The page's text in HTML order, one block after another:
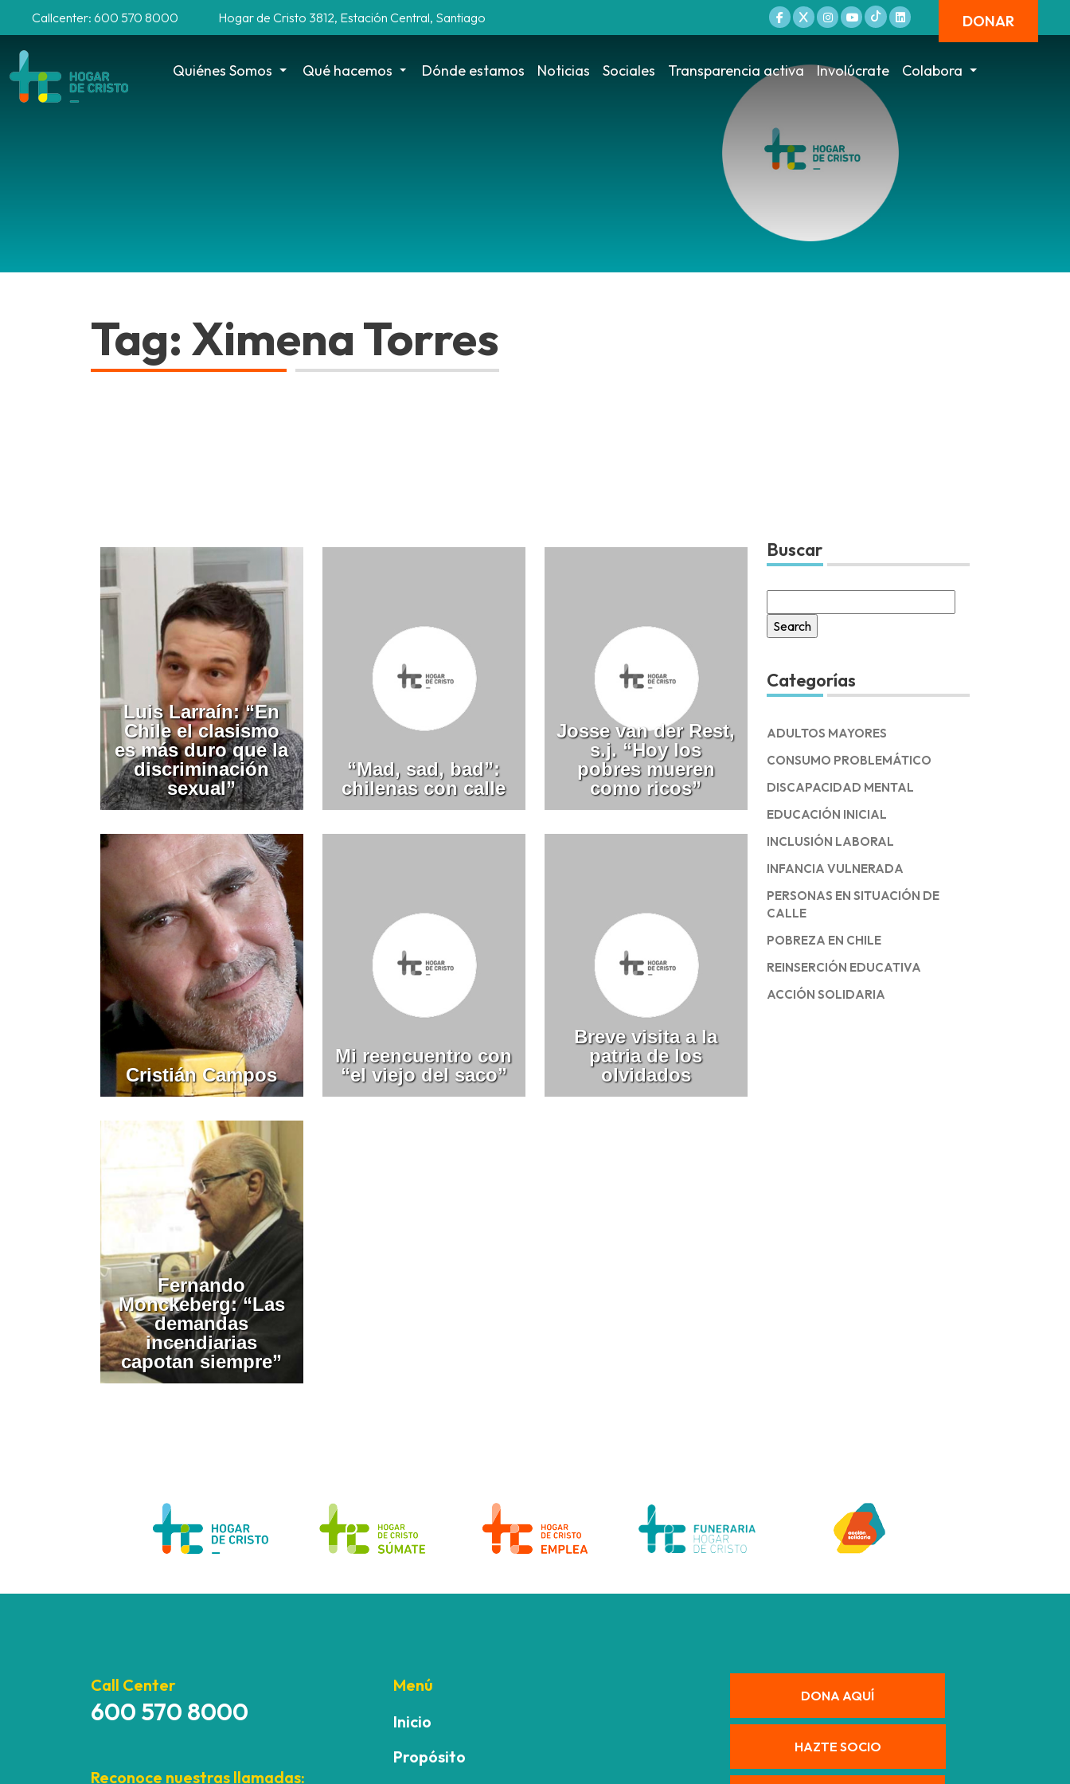
Callcenter: 600 570 8000 Hogar de Cristo 3812, Estación Central, Santiago DONAR
Quiénes Somos Qué hacemos Dónde estamos Noticias Sociales Transparencia activa Involúcrate Colabora
Tag: Ximena Torres
Luis Larraín: “En
Chile el clasismo
es más duro que la
discriminación
sexual”
“Mad, sad, bad”:
chilenas con calle
Josse van der Rest,
s.j. “Hoy los
pobres mueren
como ricos”
Cristián Campos
Mi reencuentro con
“el viejo del saco”
Breve visita a la
patria de los
olvidados
Fernando
Monckeberg: “Las
demandas
incendiarias
capotan siempre”
Buscar
for:
Categorías
ADULTOS MAYORES
CONSUMO PROBLEMÁTICO
DISCAPACIDAD MENTAL
EDUCACIÓN INICIAL
INCLUSIÓN LABORAL
INFANCIA VULNERADA
PERSONAS EN SITUACIÓN DE
CALLE
POBREZA EN CHILE
REINSERCIÓN EDUCATIVA
ACCIÓN SOLIDARIA
Call Center
600 570 8000
Reconoce nuestras llamadas:
Menú
Inicio
Propósito
DONA AQUÍ
HAZTE SOCIO